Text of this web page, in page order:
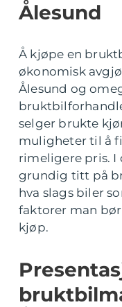
Ålesund
Å kjøpe en
økonomisk
Ålesund og
selger brukte
muligheter til å
rimeligere pris. I
grundig titt på
hva slags biler
faktorer man
kjøp.